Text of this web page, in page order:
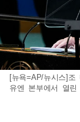
[뉴욕=AP/뉴시스]
유엔 본부에서 열린